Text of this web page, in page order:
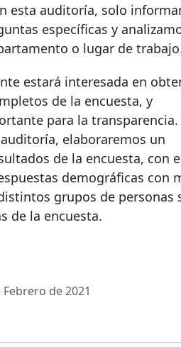
esta auditoría, solo
específicas y
o lugar de
estará interesada en
de la encuesta, y
para la transparencia.
elaboraremos un
de la encuesta, con
demográficas
grupos de personas
de la encuesta.
de 2021